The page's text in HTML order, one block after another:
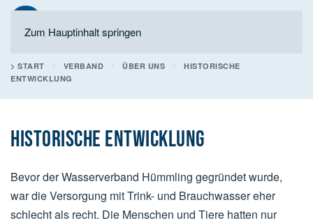
Zum Hauptinhalt springen
> START VERBAND ÜBER UNS
HISTORISCHE
ENTWICKLUNG
HISTORISCHE ENTWICKLUNG
Bevor der Wasserverband Hümmling gegründet wurde,
war die Versorgung mit Trink- und Brauchwasser eher
schlecht als recht. Die Menschen und Tiere hatten nur